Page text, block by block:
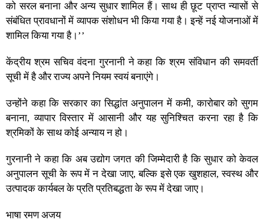
को सरल बनाना और अन्य सुधार शामिल हैं। साथ ही छूट प्राप्त न्यासों से
संबंधित प्रावधानों में व्यापक संशोधन भी किया गया है। इन्हें नई योजनाओं में
शामिल किया गया है।’’
केंद्रीय श्रम सचिव वंदना गुरनानी ने कहा कि श्रम संविधान की समवर्ती
सूची में है और राज्य अपने नियम स्वयं बनाएंगे।
उन्होंने कहा कि सरकार का सिद्धांत अनुपालन में कमी, कारोबार को सुगम
बनाना, व्यापार विस्तार में आसानी और यह सुनिश्चित करना रहा है कि
श्रमिकों के साथ कोई अन्याय न हो।
गुरनानी ने कहा कि अब उद्योग जगत की जिम्मेदारी है कि सुधार को केवल
अनुपालन सूची के रूप में न देखा जाए, बल्कि इसे एक खुशहाल, स्वस्थ और
उत्पादक कार्यबल के प्रति प्रतिबद्धता के रूप में देखा जाए।
भाषा रमण अजय